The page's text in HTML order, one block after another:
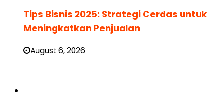
Tips Bisnis 2025: Strategi Cerdas untuk
Meningkatkan Penjualan
August 6, 2026